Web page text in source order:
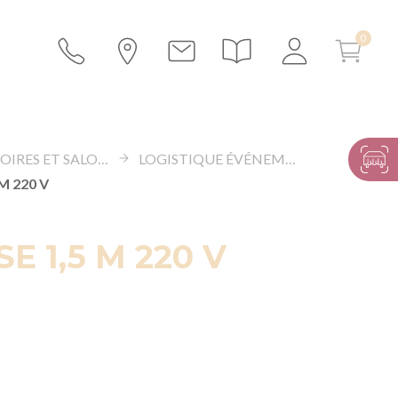
EXPO, FOIRES ET SALONS
LOGISTIQUE ÉVÉNEMENTIELLE
220 V
1,5 M 220 V